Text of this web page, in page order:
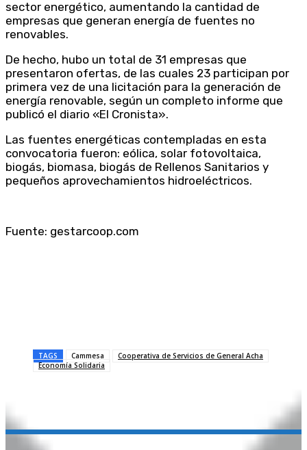
sector energético, aumentando la cantidad de
empresas que generan energía de fuentes no
renovables.
De hecho, hubo un total de 31 empresas que
presentaron ofertas, de las cuales 23 participan por
primera vez de una licitación para la generación de
energía renovable, según un completo informe que
publicó el diario «El Cronista».
Las fuentes energéticas contempladas en esta
convocatoria fueron: eólica, solar fotovoltaica,
biogás, biomasa, biogás de Rellenos Sanitarios y
pequeños aprovechamientos hidroeléctricos.
Fuente: gestarcoop.com
TAGS Cammesa
Cooperativa de Servicios de General Acha
Economía Solidaria